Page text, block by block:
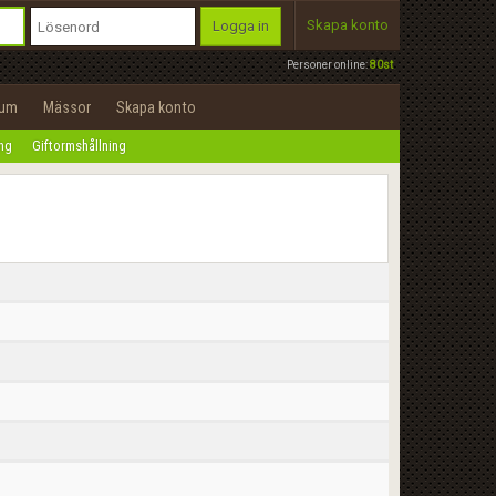
Personer online:80st
Logga in Skapa konto
Mässor Skapa konto
Giftormshållning